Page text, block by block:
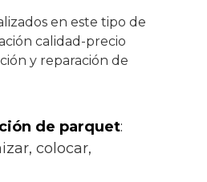
en este tipo de
calidad-precio
y reparación de
de parquet:
colocar,